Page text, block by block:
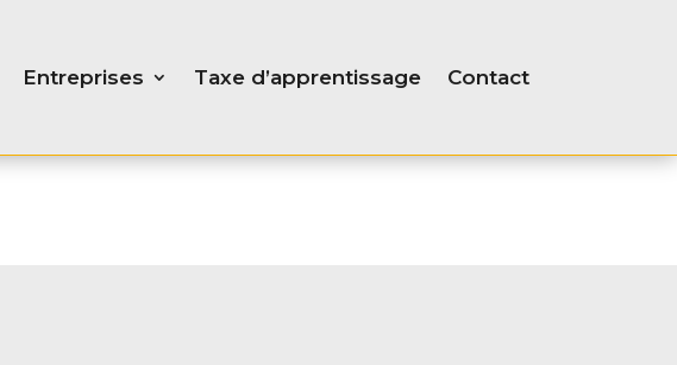
Entreprises Taxe d’apprentissage Contact